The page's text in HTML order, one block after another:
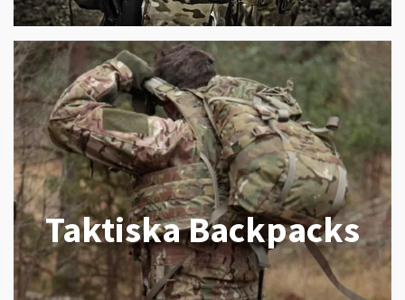
Taktiska Backpacks